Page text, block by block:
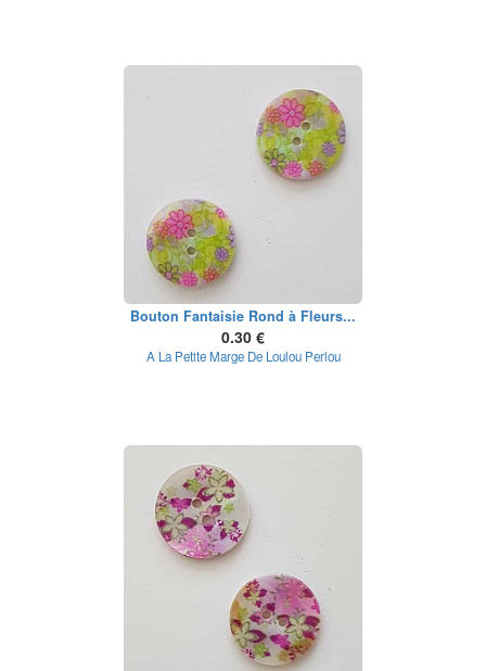
Bouton Fantaisie Rond à Fleurs...
0.30 €
A La Petite Marge De Loulou Perlou